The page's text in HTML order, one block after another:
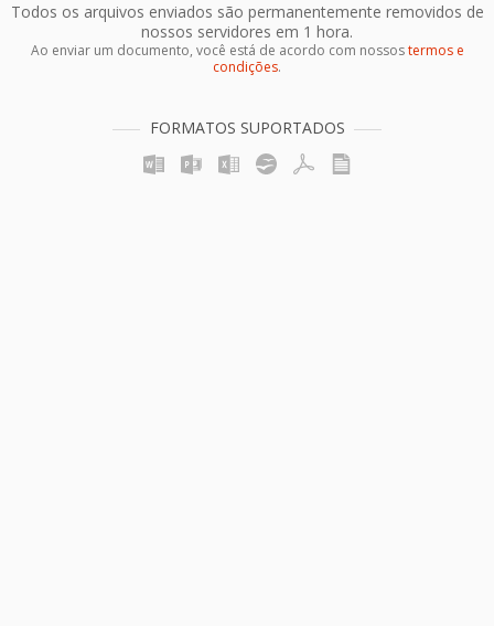
Todos os arquivos enviados são permanentemente removidos de
nossos servidores em 1 hora.
Ao enviar um documento, você está de acordo com nossostermos e
condições.
FORMATOS SUPORTADOS